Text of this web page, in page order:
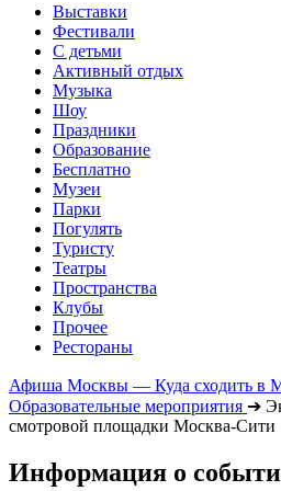
Выставки
Фестивали
С детьми
Активный отдых
Музыка
Шоу
Праздники
Образование
Бесплатно
Музеи
Парки
Погулять
Туристу
Театры
Пространства
Клубы
Прочее
Рестораны
Афиша Москвы — Куда сходить в
Образовательные мероприятия ➔
смотровой площадки Москва-Сити
Информация о